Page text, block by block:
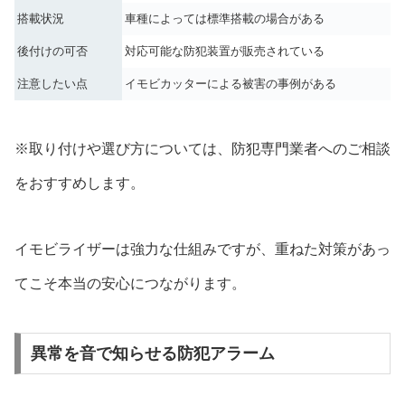
搭載状況 車種によっては標準搭載の場合がある
後付けの可否 対応可能な防犯装置が販売されている
注意したい点 イモビカッターによる被害の事例がある
※取り付けや選び方については、防犯専門業者へのご相談
をおすすめします。
イモビライザーは強力な仕組みですが、重ねた対策があっ
てこそ本当の安心につながります。
異常を音で知らせる防犯アラーム